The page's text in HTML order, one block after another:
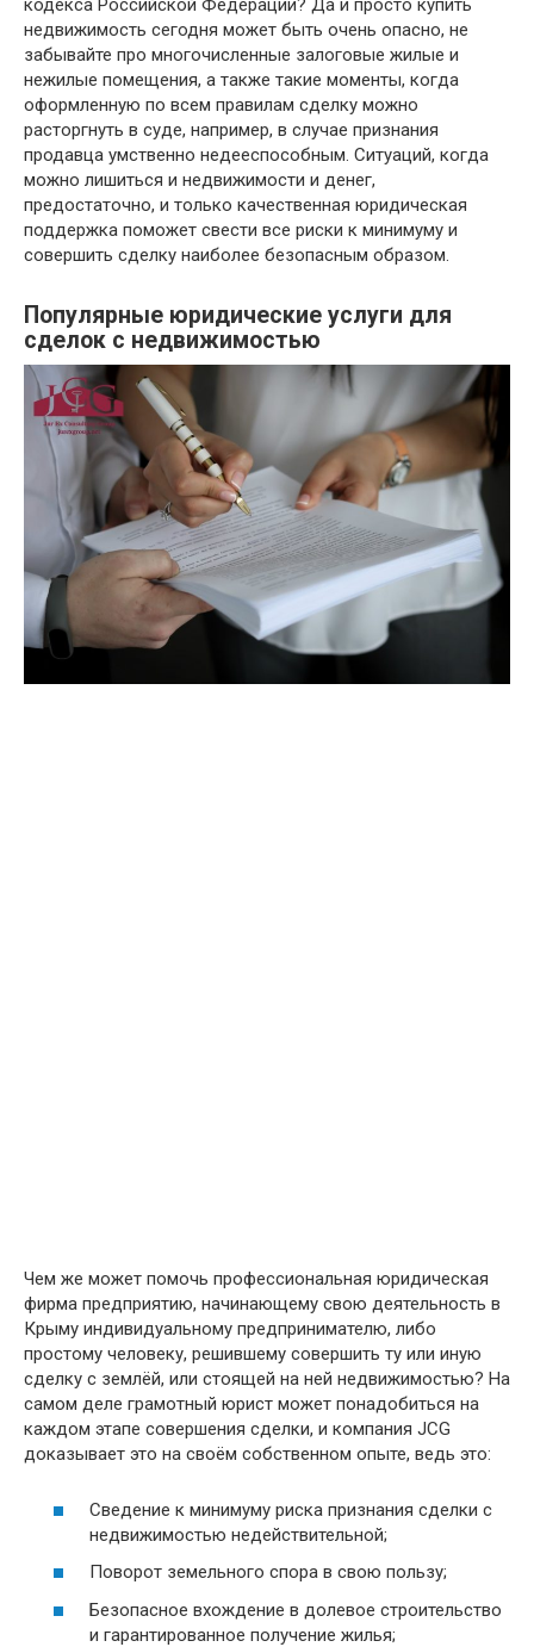
кодекса Российской Федерации? Да и просто купить
недвижимость сегодня может быть очень опасно, не
забывайте про многочисленные залоговые жилые и
нежилые помещения, а также такие моменты, когда
оформленную по всем правилам сделку можно
расторгнуть в суде, например, в случае признания
продавца умственно недееспособным. Ситуаций, когда
можно лишиться и недвижимости и денег,
предостаточно, и только качественная юридическая
поддержка поможет свести все риски к минимуму и
совершить сделку наиболее безопасным образом.
Популярные юридические услуги для
сделок с недвижимостью
Чем же может помочь профессиональная юридическая
фирма предприятию, начинающему свою деятельность в
Крыму индивидуальному предпринимателю, либо
простому человеку, решившему совершить ту или иную
сделку с землёй, или стоящей на ней недвижимостью? На
самом деле грамотный юрист может понадобиться на
каждом этапе совершения сделки, и компания JCG
доказывает это на своём собственном опыте, ведь это:
Сведение к минимуму риска признания сделки с
недвижимостью недействительной;
Поворот земельного спора в свою пользу;
Безопасное вхождение в долевое строительство
и гарантированное получение жилья;